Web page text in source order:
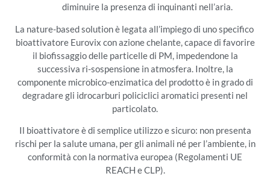
diminuire la presenza di inquinanti nell’aria.
La nature-based solution è legata all’impiego di uno specifico
bioattivatore Eurovix con azione chelante, capace di favorire
il biofissaggio delle particelle di PM, impedendone la
successiva ri-sospensione in atmosfera. Inoltre, la
componente microbico-enzimatica del prodotto è in grado di
degradare gli idrocarburi policiclici aromatici presenti nel
particolato.
Il bioattivatore è di semplice utilizzo e sicuro: non presenta
rischi per la salute umana, per gli animali né per l’ambiente, in
conformità con la normativa europea (Regolamenti UE
REACH e CLP).